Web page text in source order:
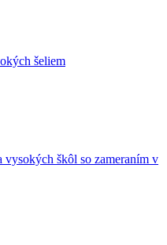
šeliem
vysokých škôl so zameraním v